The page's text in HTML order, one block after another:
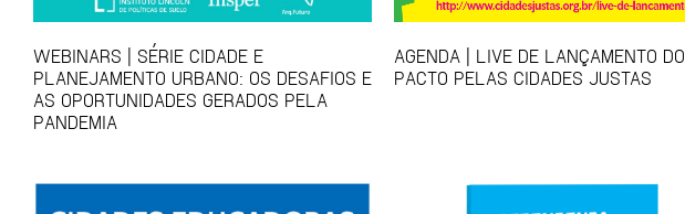
WEBINARS | SÉRIE CIDADE E
PLANEJAMENTO URBANO: OS DESAFIOS E
AS OPORTUNIDADES GERADOS PELA
PANDEMIA
AGENDA | LIVE DE LANÇAMENTO DO
PACTO PELAS CIDADES JUSTAS